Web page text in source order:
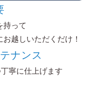
持って
越しいただくだけ！
ナンス
寧に仕上げます